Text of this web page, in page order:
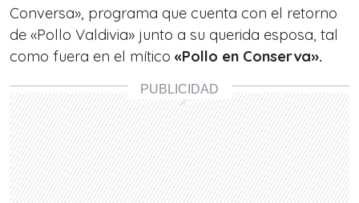
Conversa», programa que cuenta con el retorno
de «Pollo Valdivia» junto a su querida esposa, tal
como fuera en el mítico «Pollo en Conserva».